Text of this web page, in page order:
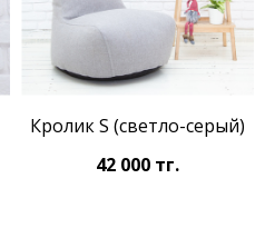
Кролик S (светло-серый)
42 000 тг.